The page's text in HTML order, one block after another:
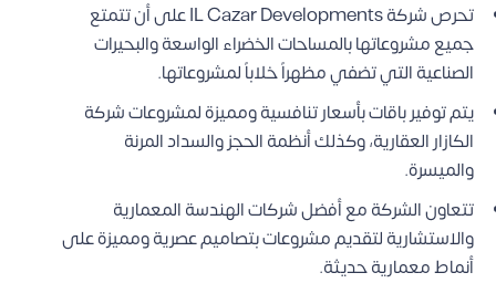
تحرص شركة IL Cazar Developments على أن تتمتع
جميع مشروعاتها بالمساحات الخضراء الواسعة والبحيرات
الصناعية التي تضفي مظهراً خلاباً لمشروعاتها.
يتم توفير باقات بأسعار تنافسية ومميزة لمشروعات شركة
الكازار العقارية، وكذلك أنظمة الحجز والسداد المرنة
والميسرة.
تتعاون الشركة مع أفضل شركات الهندسة المعمارية
والاستشارية لتقديم مشروعات بتصاميم عصرية ومميزة على
أنماط معمارية حديثة.